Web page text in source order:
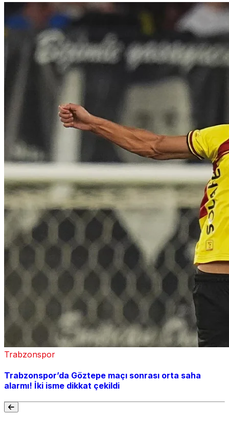
Trabzonspor
Trabzonspor’da Göztepe maçı sonrası orta saha
alarmı! İki isme dikkat çekildi